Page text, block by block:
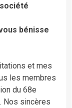
bénisse
et mes
les membres
du 68e
Nos sincères